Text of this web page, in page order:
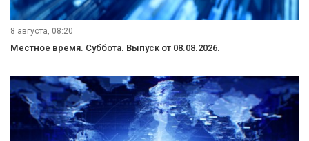
8 августа, 08:20
Местное время. Суббота. Выпуск от 08.08.2026.